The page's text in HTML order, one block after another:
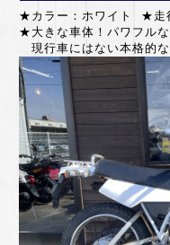
★カラー：ホワイト ★走
★大きな車体！パワフルな
現行車にはない本格的な